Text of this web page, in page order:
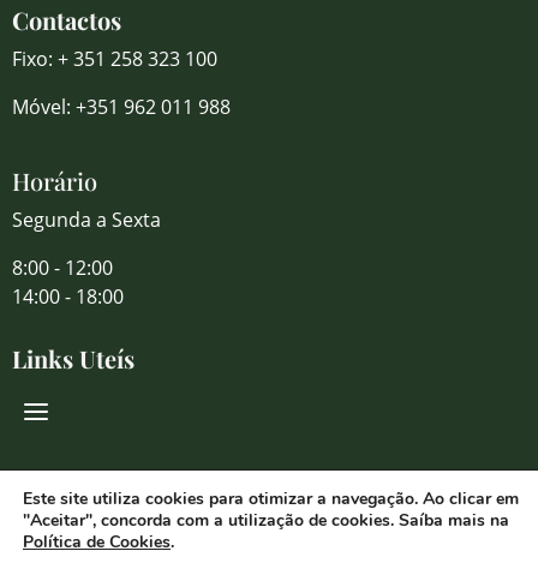
Contactos
Fixo: + 351 258 323 100
Móvel: +351 962 011 988
Horário
Segunda a Sexta
8:00 - 12:00
14:00 - 18:00
Links Uteís
Redes Sociais
Este site utiliza cookies para otimizar a navegação. Ao clicar em
"Aceitar", concorda com a utilização de cookies. Saíba mais na
Política de Cookies.